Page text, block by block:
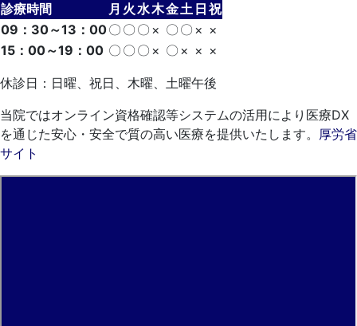
診療時間 月 火 水木金土 日 祝
09：30～13：00〇 〇 〇 × 〇 〇 × ×
15：00～19：00 〇 〇 〇 × 〇 × × ×
休診日：日曜、祝日、木曜、土曜午後
当院ではオンライン資格確認等システムの活用により医療DX
を通じた安心・安全で質の高い医療を提供いたします。 厚労省
サイト